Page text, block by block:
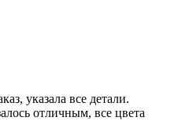
указала все детали.
отличным, все цвета